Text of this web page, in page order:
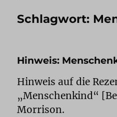
Schlagwort:
Hinweis:
Hinweis auf die
„Menschenkind“
Morrison.